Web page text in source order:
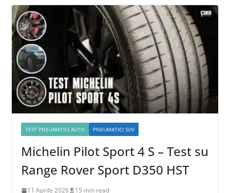
TEST PNEUMATICI AUTO PNEUMATICI SUV
Michelin Pilot Sport 4 S – Test su
Range Rover Sport D350 HST
11 Aprile 2026 15 min read